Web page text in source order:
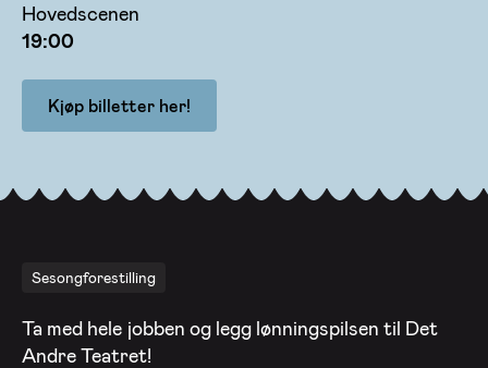
Hovedscenen
19:00
Kjøp billetter her!
Sesongforestilling
Ta med hele jobben og legg lønningspilsen til Det
Andre Teatret!